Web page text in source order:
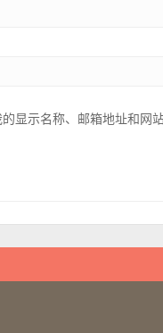
显示名称、邮箱地址和网